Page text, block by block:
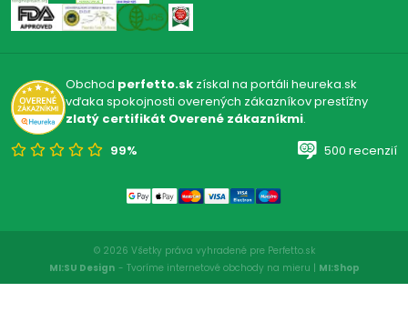
Obchod perfetto.skzískal na portáli heureka.sk
vďaka spokojnosti overených zákazníkov prestížny
zlatý certifikát Overené zákazníkmi.
99%
500 recenzií
© 2026 Všetky práva vyhradené pre Perfetto.sk
MI:SU Design - Tvoríme internetové obchody na mieru | MI:Shop